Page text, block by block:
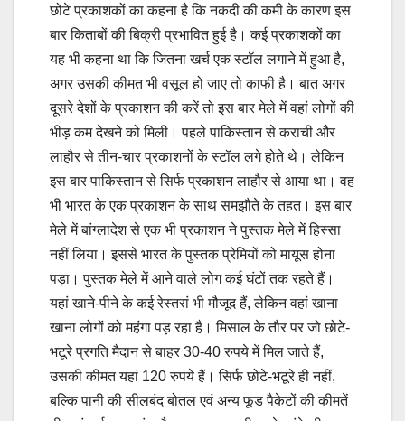
छोटे प्रकाशकों का कहना है कि नकदी की कमी के कारण इस
बार किताबों की बिक्री प्रभावित हुई है। कई प्रकाशकों का
यह भी कहना था कि जितना खर्च एक स्टॉल लगाने में हुआ है,
अगर उसकी कीमत भी वसूल हो जाए तो काफी है। बात अगर
दूसरे देशों के प्रकाशन की करें तो इस बार मेले में वहां लोगों की
भीड़ कम देखने को मिली। पहले पाकिस्तान से कराची और
लाहौर से तीन-चार प्रकाशनों के स्टॉल लगे होते थे। लेकिन
इस बार पाकिस्तान से सिर्फ प्रकाशन लाहौर से आया था। वह
भी भारत के एक प्रकाशन के साथ समझौते के तहत। इस बार
मेले में बांग्लादेश से एक भी प्रकाशन ने पुस्तक मेले में हिस्सा
नहीं लिया। इससे भारत के पुस्तक प्रेमियों को मायूस होना
पड़ा। पुस्तक मेले में आने वाले लोग कई घंटों तक रहते हैं।
यहां खाने-पीने के कई रेस्तरां भी मौजूद हैं, लेकिन वहां खाना
खाना लोगों को महंगा पड़ रहा है। मिसाल के तौर पर जो छोटे-
भटूरे प्रगति मैदान से बाहर 30-40 रुपये में मिल जाते हैं,
उसकी कीमत यहां 120 रुपये हैं। सिर्फ छोटे-भटूरे ही नहीं,
बल्कि पानी की सीलबंद बोतल एवं अन्य फूड पैकेटों की कीमतें